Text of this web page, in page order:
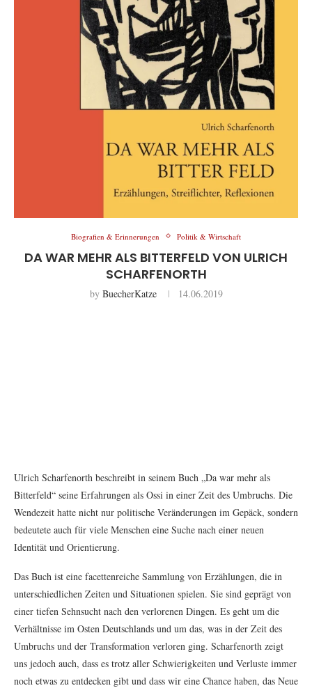
Biografien & Erinnerungen Politik & Wirtschaft
DA WAR MEHR ALS BITTERFELD VON ULRICH
SCHARFENORTH
by BuecherKatze 14.06.2019
Ulrich Scharfenorth beschreibt in seinem Buch „Da war mehr als
Bitterfeld“ seine Erfahrungen als Ossi in einer Zeit des Umbruchs. Die
Wendezeit hatte nicht nur politische Veränderungen im Gepäck, sondern
bedeutete auch für viele Menschen eine Suche nach einer neuen
Identität und Orientierung.
Das Buch ist eine facettenreiche Sammlung von Erzählungen, die in
unterschiedlichen Zeiten und Situationen spielen. Sie sind geprägt von
einer tiefen Sehnsucht nach den verlorenen Dingen. Es geht um die
Verhältnisse im Osten Deutschlands und um das, was in der Zeit des
Umbruchs und der Transformation verloren ging. Scharfenorth zeigt
uns jedoch auch, dass es trotz aller Schwierigkeiten und Verluste immer
noch etwas zu entdecken gibt und dass wir eine Chance haben, das Neue